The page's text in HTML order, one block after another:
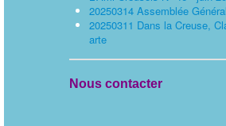
20250314 Assemblée
20250311 Dans la Creuse,
arte
Nous contacter